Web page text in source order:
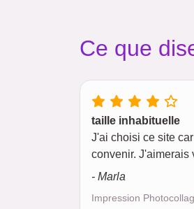
Ce que
taille inhabituelle
J'ai choisi ce site
convenir. J'aimerais
- Marla
Impression